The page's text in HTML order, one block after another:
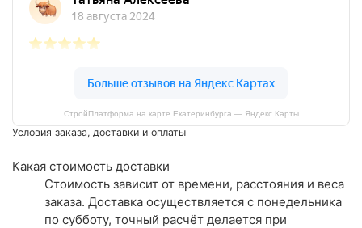
СтройПлатформа на карте Екатеринбурга — Яндекс Карты
Условия заказа, доставки и оплаты
Какая стоимость доставки
Стоимость зависит от времени, расстояния и веса
заказа. Доставка осуществляется с понедельника
по субботу, точный расчёт делается при